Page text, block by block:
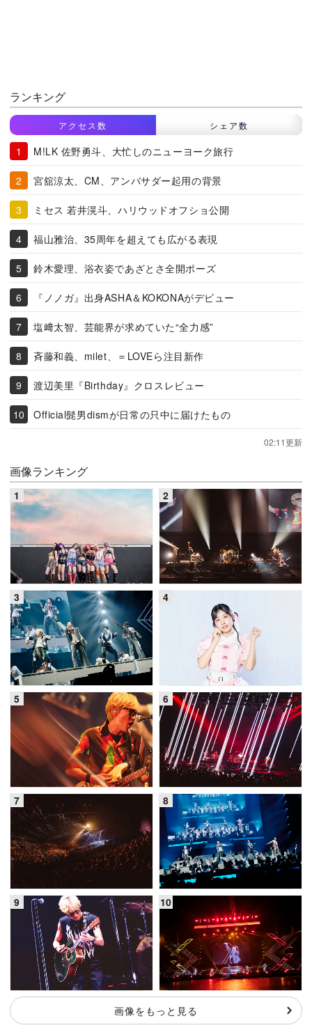
ランキング
アクセス数 シェア数
M!LK 佐野勇斗、大忙しのニューヨーク旅行
宮舘涼太、CM、アンバサダー起用の背景
ミセス 若井滉斗、ハリウッドオフショ公開
福山雅治、35周年を超えても広がる表現
鈴木愛理、浴衣姿であざとさ全開ポーズ
『ノノガ』出身ASHA＆KOKONAがデビュー
塩﨑太智、芸能界が求めていた“全力感”
斉藤和義、milet、＝LOVEら注目新作
渡辺美里『Birthday』クロスレビュー
Official髭男dismが日常の只中に届けたもの
02:11更新
画像ランキング
画像をもっと見る